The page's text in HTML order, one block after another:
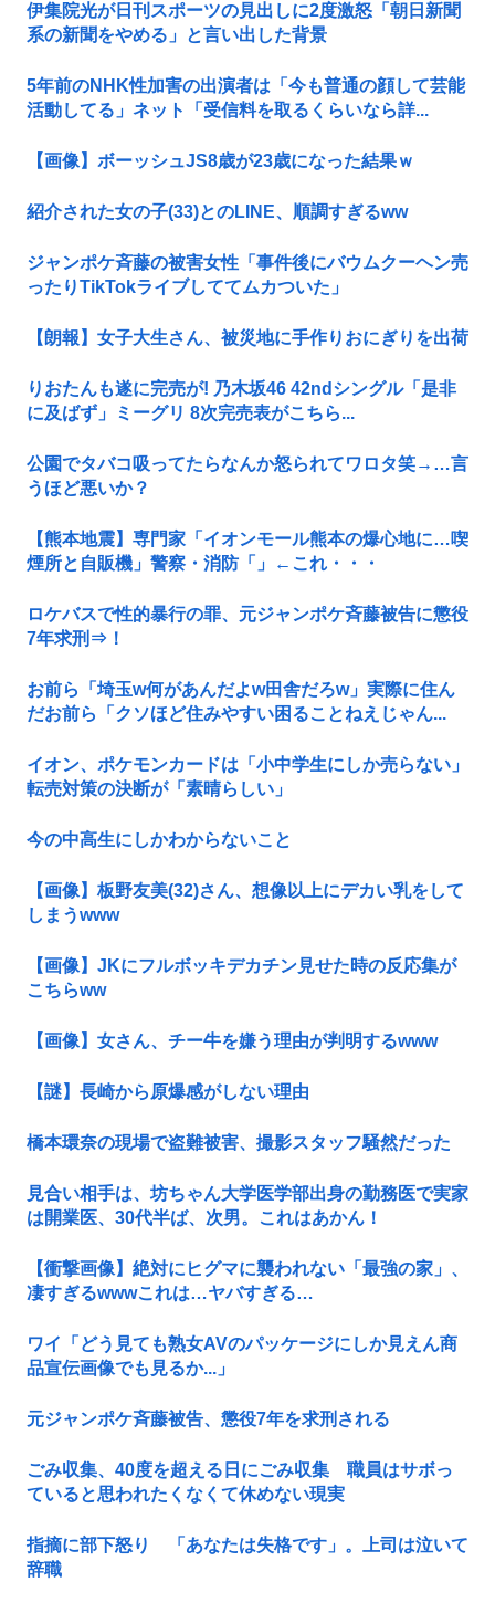
伊集院光が日刊スポーツの見出しに2度激怒「朝日新聞
系の新聞をやめる」と言い出した背景
5年前のNHK性加害の出演者は「今も普通の顔して芸能
活動してる」ネット「受信料を取るくらいなら詳...
【画像】ボーッシュJS8歳が23歳になった結果ｗ
紹介された女の子(33)とのLINE、順調すぎるww
ジャンポケ斉藤の被害女性「事件後にバウムクーヘン売
ったりTikTokライブしててムカついた」
【朗報】女子大生さん、被災地に手作りおにぎりを出荷
りおたんも遂に完売が! 乃木坂46 42ndシングル「是非
に及ばず」ミーグリ 8次完売表がこちら...
公園でタバコ吸ってたらなんか怒られてワロタ笑→…言
うほど悪いか？
【熊本地震】専門家「イオンモール熊本の爆心地に…喫
煙所と自販機」警察・消防「」←これ・・・
ロケバスで性的暴行の罪、元ジャンポケ斉藤被告に懲役
7年求刑⇒！
お前ら「埼玉w何があんだよw田舎だろw」実際に住ん
だお前ら「クソほど住みやすい困ることねえじゃん...
イオン、ポケモンカードは「小中学生にしか売らない」
転売対策の決断が「素晴らしい」
今の中高生にしかわからないこと
【画像】板野友美(32)さん、想像以上にデカい乳をして
しまうwww
【画像】JKにフルボッキデカチン見せた時の反応集が
こちらww
【画像】女さん、チー牛を嫌う理由が判明するwww
【謎】長崎から原爆感がしない理由
橋本環奈の現場で盗難被害、撮影スタッフ騒然だった
見合い相手は、坊ちゃん大学医学部出身の勤務医で実家
は開業医、30代半ば、次男。これはあかん！
【衝撃画像】絶対にヒグマに襲われない「最強の家」、
凄すぎるwwwこれは…ヤバすぎる…
ワイ「どう見ても熟女AVのパッケージにしか見えん商
品宣伝画像でも見るか...」
元ジャンポケ斉藤被告、懲役7年を求刑される
ごみ収集、40度を超える日にごみ収集 職員はサボっ
ていると思われたくなくて休めない現実
指摘に部下怒り 「あなたは失格です」。上司は泣いて
辞職